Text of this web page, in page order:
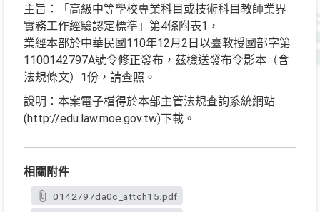
主旨：「高級中等學校專業科目或技術科目教師業界
實務工作經驗認定標準」第4條附表1，
業經本部於中華民國110年12月2日以臺教授國部字第
1100142797A號令修正發布，茲檢送發布令影本（含
法規條文）1份，請查照。
說明：本案電子檔得於本部主管法規查詢系統網站
(http://edu.law.moe.gov.tw)下載。
相關附件
0142797da0c_attch15.pdf